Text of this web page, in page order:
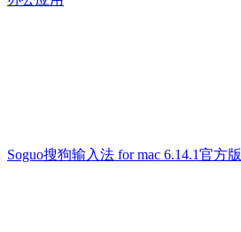
Soguo搜狗输入法 for mac 6.14.1官方版